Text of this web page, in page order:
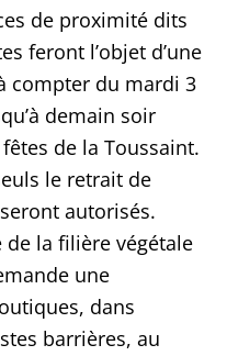
de proximité dits
feront l’objet d’une
compter du mardi 3
demain soir
de la Toussaint.
le retrait de
autorisés.
de la filière végétale
une
dans
barrières, au